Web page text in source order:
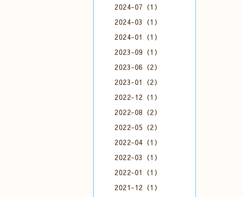
2024-07（1）
2024-03（1）
2024-01（1）
2023-09（1）
2023-06（2）
2023-01（2）
2022-12（1）
2022-08（2）
2022-05（2）
2022-04（1）
2022-03（1）
2022-01（1）
2021-12（1）